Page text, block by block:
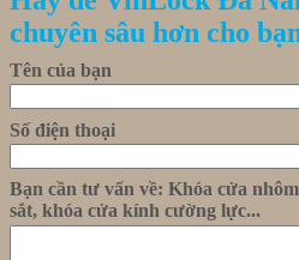
chuyên sâu hơn cho
Tên của bạn
Số điện thoại
Bạn cần tư vấn về: Khóa cửa
sắt, khóa cửa kính cường lực...